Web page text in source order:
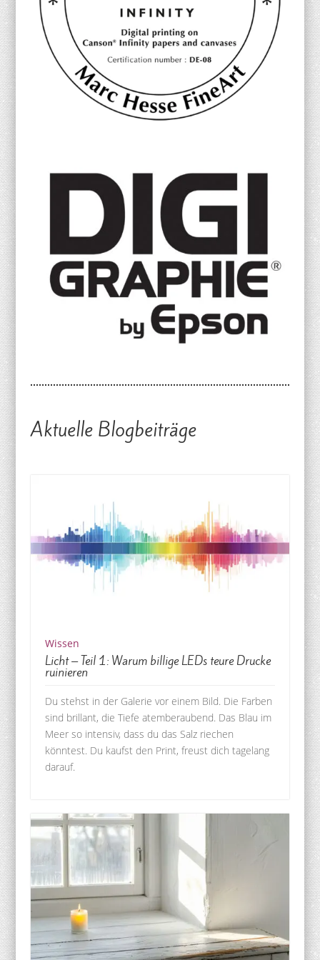
Aktuelle Blogbeiträge
Wissen
Licht – Teil 1: Warum billige LEDs teure Drucke
ruinieren
Du stehst in der Galerie vor einem Bild. Die Farben
sind brillant, die Tiefe atemberaubend. Das Blau im
Meer so intensiv, dass du das Salz riechen
könntest. Du kaufst den Print, freust dich tagelang
darauf.